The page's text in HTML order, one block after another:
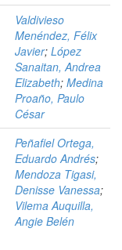
Valdivieso
Menéndez, Félix
Javier; López
Sanaitan, Andrea
Elizabeth; Medina
Proaño, Paulo
César
Peñafiel Ortega,
Eduardo Andrés;
Mendoza Tigasi,
Denisse Vanessa;
Vilema Auquilla,
Angie Belén